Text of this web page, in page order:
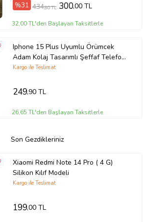
%31 434,80 TL 300,00 TL
32,00 TL'den Başlayan Taksitlerle
Iphone 15 Plus Uyumlu Örümcek
Adam Kolaj Tasarımlı Şeffaf Telefon
Kılıfı
Kargo ile Teslimat
249,90 TL
26,65 TL'den Başlayan Taksitlerle
Son Gezdikleriniz
Xiaomi Redmi Note 14 Pro ( 4 G)
Silikon Kılıf Modeli
Kargo ile Teslimat
199,00 TL